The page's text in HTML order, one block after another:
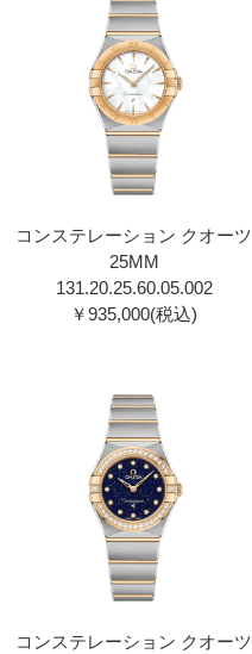
コンステレーション クオーツ
25MM
131.20.25.60.05.002
￥935,000(税込)
コンステレーション クオーツ